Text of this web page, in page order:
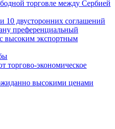
торговле между Сербией
10 двусторонних соглашений
преференциальный
высоким экспортным
торгово-экономическое
высокими ценами